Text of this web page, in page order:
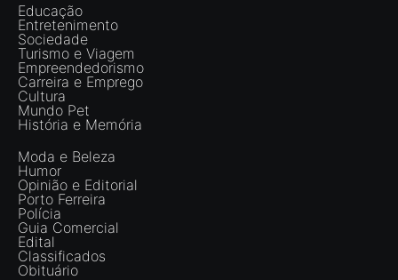
Educação
Entretenimento
Sociedade
Turismo e Viagem
Empreendedorismo
Carreira e Emprego
Cultura
Mundo Pet
História e Memória
Moda e Beleza
Humor
Opinião e Editorial
Porto Ferreira
Polícia
Guia Comercial
Edital
Classificados
Obituário